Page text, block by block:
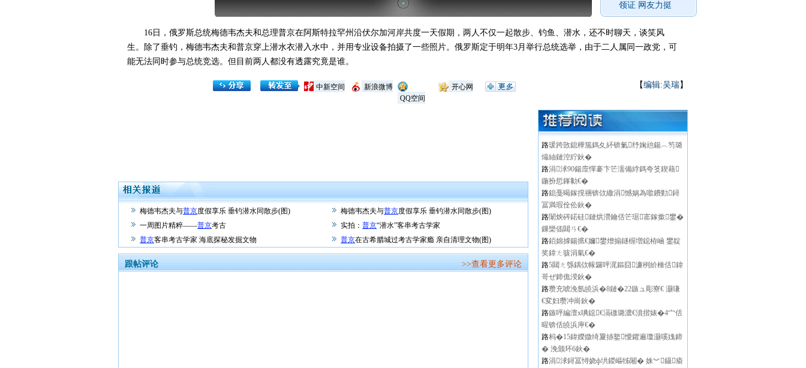
领证 网友力挺
16日，俄罗斯总统梅德韦杰夫和总理普京在阿斯特拉罕州沿伏尔加河岸共度一天假期，两人不仅一起散步、钓鱼、潜水，还不时聊天，谈笑风
生。除了垂钓，梅德韦杰夫和普京穿上潜水衣潜入水中，并用专业设备拍摄了一些照片。俄罗斯定于明年3月举行总统选举，由于二人属同一政党，可
能无法同时参与总统竞选。但目前两人都没有透露究竟是谁。
【编辑:吴瑞】
开心网
QQ空间
新浪微博
中新空间
梅德韦杰夫与普京度假享乐 垂钓潜水同散步(图) 梅德韦杰夫与普京度假享乐 垂钓潜水同散步(图)
一周图片精粹——普京考古 实拍： 普京“潜水”客串考古学家
普京客串考古学家 海底探秘发掘文物 普京在古希腊城过考古学家瘾 亲自清理文物(图)
跟帖评论 >>查看更多评论
路瑗跨敳鎴樺箷鎷夊紑锛氭纾婅兘鍚︿笉璐
熶紬鏈涳紵鈥�
路涓浗90鍚庢憚褰卞笀濡備綍鎷夸笅鍥藉
鍦扮悊鎽勨€�
路鎴戞暍鎵撹祵锛佽繖涓憾娲為噷鐨勭鐞
冨満瑕佺伀鈥�
路闈炴硶鍩硅鏈烘瀯鑰佸笀琚寚鎵撳鐢�
鏁欒偛閮ㄢ€�
路銆婂摢鍚掋€嬭鐢熷搧鐩楃増鐚栫崡 鐢靛
奖鍏ㄤ骇涓氣€�
路5閮ㄤ綔鍝佽幏鑼呯浘鏂囧濂栵紒棰佸鍏
哥ぜ鍗佹湀鈥�
路瓒充唬浼氬皢浜�8鏈�22鏃ュ彫寮€ 灏嗛
€変妇瓒冲崗鈥�
路鏃呯編澶х唺鐚€滆礉璐濃€濆揩婊�4宀佸
暒锛佸皢浜庘€�
路杩�15鍏嬫媺绮夐捇鐜懓鑺遍瓊灏嗘媿鍗
� 浼颁环6鈥�
路涓浗鐞冨憳娆ф垬鍐嶇牬闂� 姝︾鑷瘉